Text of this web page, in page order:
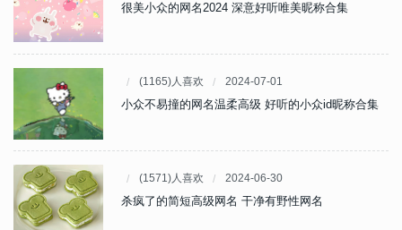
很美小众的网名2024 深意好听唯美昵称合集
(1165)人喜欢 2024-07-01
小众不易撞的网名温柔高级 好听的小众id昵称合集
(1571)人喜欢 2024-06-30
杀疯了的简短高级网名 干净有野性网名